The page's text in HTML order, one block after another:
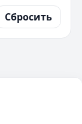
Сбросить